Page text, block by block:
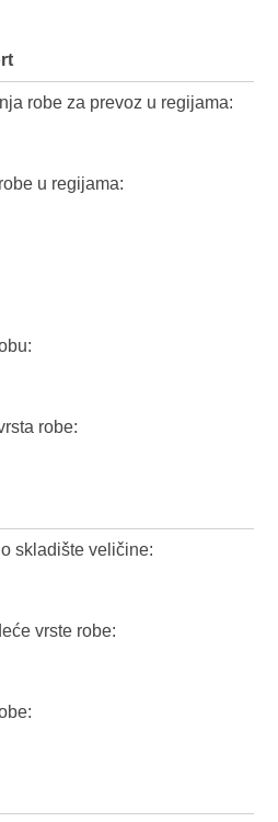
robe za prevoz u regijama:
u regijama:
robe:
skladište veličine:
vrste robe: